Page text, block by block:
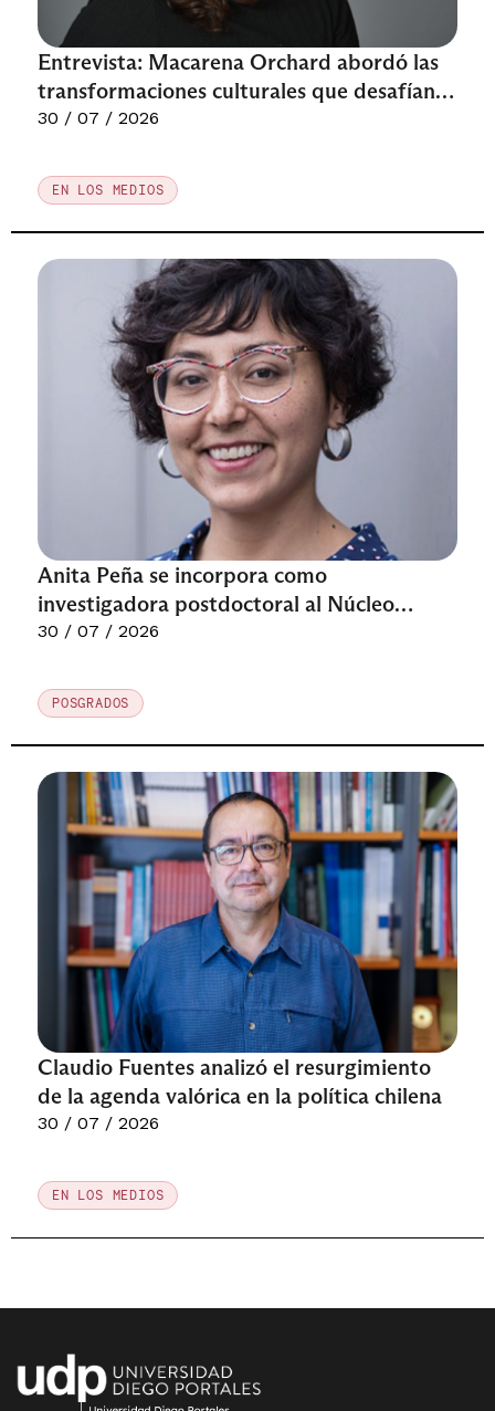
Entrevista: Macarena Orchard abordó las
transformaciones culturales que desafían
los proyectos de sociedad
30 / 07 / 2026
EN LOS MEDIOS
Anita Peña se incorpora como
investigadora postdoctoral al Núcleo
Milenio MICARE
30 / 07 / 2026
POSGRADOS
Claudio Fuentes analizó el resurgimiento
de la agenda valórica en la política chilena
30 / 07 / 2026
EN LOS MEDIOS